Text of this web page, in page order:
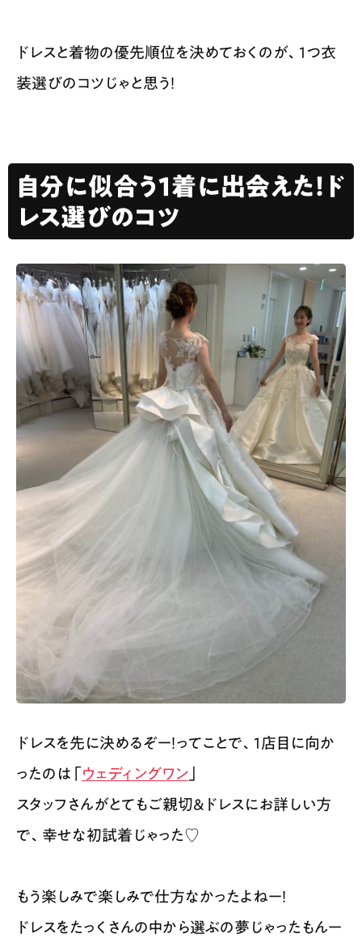
ドレスと着物の優先順位を決めておくのが、1つ衣
装選びのコツじゃと思う！
自分に似合う1着に出会えた！ド
レス選びのコツ
ドレスを先に決めるぞー！ってことで、1店目に向か
ったのは「ウェディングワン
スタッフさんがとてもご親切&ドレスにお詳しい方
で、幸せな初試着じゃった♡
もう楽しみで楽しみで仕方なかったよねー！
ドレスをたっくさんの中から選ぶの夢じゃったもんー